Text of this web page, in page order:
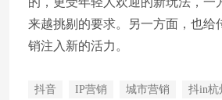
来越挑剔的要求。另一方面，也给
销注入新的活力。
抖音 IP营销 城市营销 抖in杭